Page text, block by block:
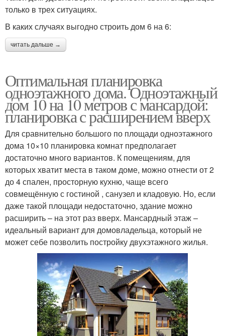
только в трех ситуациях.
В каких случаях выгодно строить дом 6 на 6:
читать дальше →
Оптимальная планировка
одноэтажного дома. Одноэтажный
дом 10 на 10 метров с мансардой:
планировка с расширением вверх
Для сравнительно большого по площади одноэтажного
дома 10×10 планировка комнат предполагает
достаточно много вариантов. К помещениям, для
которых хватит места в таком доме, можно отнести от 2
до 4 спален, просторную кухню, чаще всего
совмещённую с гостиной , санузел и кладовую. Но, если
даже такой площади недостаточно, здание можно
расширить – на этот раз вверх. Мансардный этаж –
идеальный вариант для домовладельца, который не
может себе позволить постройку двухэтажного жилья.